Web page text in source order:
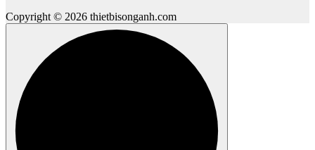
Copyright © 2026 thietbisonganh.com